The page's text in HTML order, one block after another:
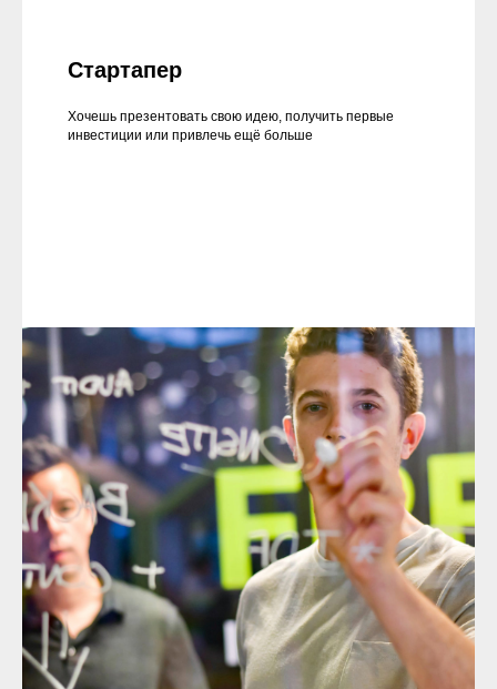
Стартапер
Хочешь презентовать свою идею, получить первые
инвестиции или привлечь ещё больше